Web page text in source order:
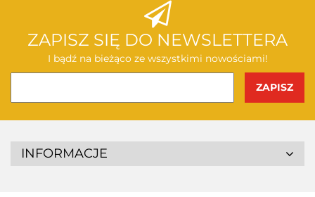
ZAPISZ SIĘ DO NEWSLETTERA
I bądź na bieżąco ze wszystkimi nowościami!
INFORMACJE